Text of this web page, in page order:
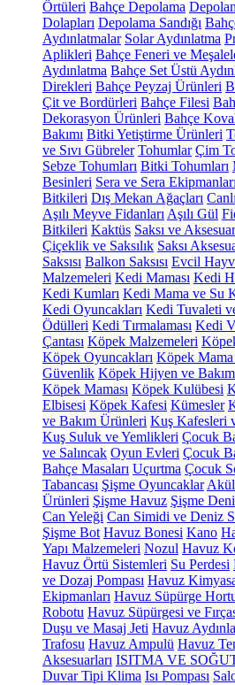
Örtüleri Bahçe Depolama
Dolapları Depolama Sandığı
Aydınlatmalar Solar Aydınlatma
Aplikleri Bahçe Feneri ve
Aydınlatma Bahçe Set Üstü
Direkleri Bahçe Peyzaj Ürünleri
Çit ve Bordürleri Bahçe Filesi
Dekorasyon Ürünleri Bahçe
Bakımı Bitki Yetiştirme Ürünleri
ve Sıvı Gübreler Tohumlar Çim
Sebze Tohumları Bitki Tohumları
Besinleri Sera ve Sera Ekipmanları
Bitkileri Dış Mekan Ağaçları
Aşılı Meyve Fidanları Aşılı Gül
Bitkileri Kaktüs Saksı ve
Çiçeklik ve Saksılık Saksı
Saksısı Balkon Saksısı Evcil
Malzemeleri Kedi Maması Kedi
Kedi Kumları Kedi Mama ve Su
Kedi Oyuncakları Kedi Tuvaleti
Ödülleri Kedi Tırmalaması Kedi
Çantası Köpek Malzemeleri
Köpek Oyuncakları Köpek Mama
Güvenlik Köpek Hijyen ve
Köpek Maması Köpek Kulübesi
Elbisesi Köpek Kafesi Kümesler
ve Bakım Ürünleri Kuş Kafesleri
Kuş Suluk ve Yemlikleri Çocuk
ve Salıncak Oyun Evleri Çocuk
Bahçe Masaları Uçurtma Çocuk
Tabancası Şişme Oyuncaklar
Ürünleri Şişme Havuz Şişme
Can Yeleği Can Simidi ve Deniz
Şişme Bot Havuz Bonesi Kano
Yapı Malzemeleri Nozul Havuz
Havuz Örtü Sistemleri Su Perdesi
ve Dozaj Pompası Havuz
Ekipmanları Havuz Süpürge
Robotu Havuz Süpürgesi ve
Duşu ve Masaj Jeti Havuz
Trafosu Havuz Ampulü Havuz
Aksesuarları ISITMA VE
Duvar Tipi Klima Isı Pompası